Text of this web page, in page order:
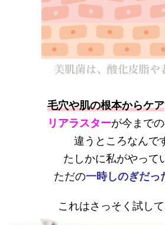
毛穴や肌の根本からケア
リアラスターが今まで
違うところなんで
たしかに私がやって
ただの一時しのぎだっ
これはさっそく試して